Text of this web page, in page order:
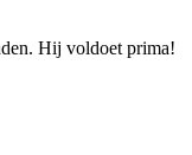
Hij voldoet prima!